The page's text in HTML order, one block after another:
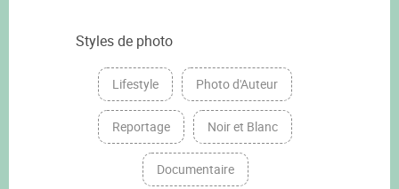
Styles de photo
Lifestyle Photo d'Auteur
Reportage Noir et Blanc
Documentaire